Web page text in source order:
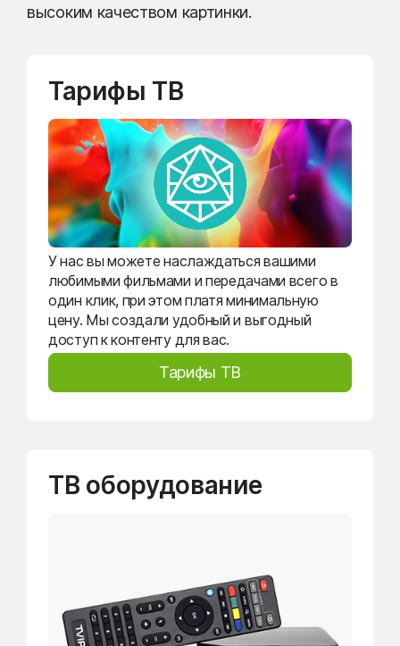
высоким качеством картинки.
Тарифы ТВ
У нас вы можете наслаждаться вашими
любимыми фильмами и передачами всего в
один клик, при этом платя минимальную
цену. Мы создали удобный и выгодный
доступ к контенту для вас.
Тарифы ТВ
ТВ оборудование